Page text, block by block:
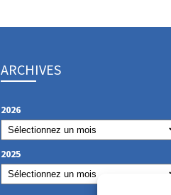
ARCHIVES
2026
2025